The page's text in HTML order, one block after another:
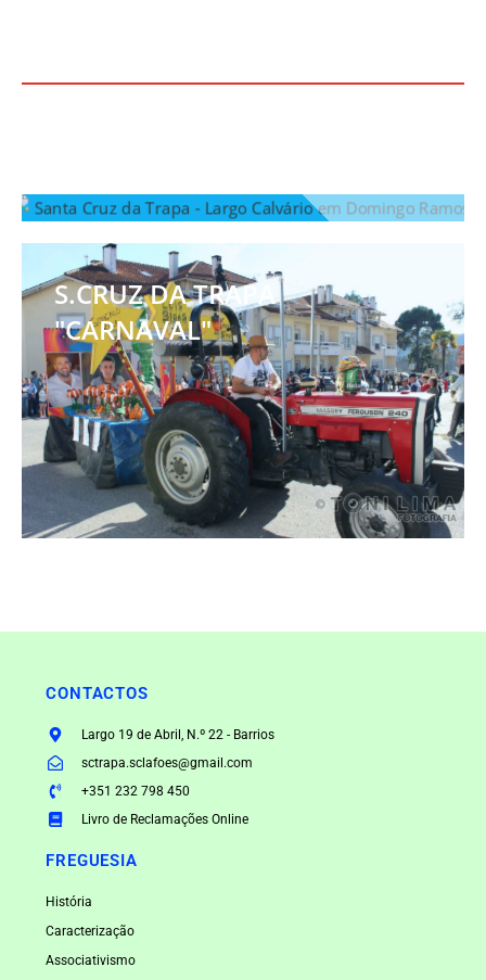
S.CRUZ DA TRAPA "VINTAGE"
S.CRUZ DA TRAPA
"CARNAVAL"
CONTACTOS
Largo 19 de Abril, N.º 22 - Barrios
sctrapa.sclafoes@gmail.com
+351 232 798 450
Livro de Reclamações Online
FREGUESIA
História
Caracterização
Associativismo